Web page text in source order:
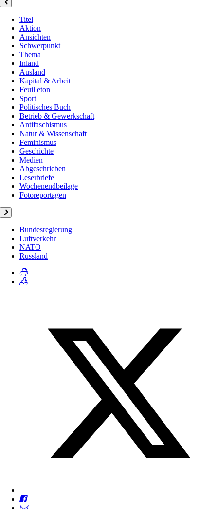
Titel
Aktion
Ansichten
Schwerpunkt
Thema
Inland
Ausland
Kapital & Arbeit
Feuilleton
Sport
Politisches Buch
Betrieb & Gewerkschaft
Antifaschismus
Natur & Wissenschaft
Feminismus
Geschichte
Medien
Abgeschrieben
Leserbriefe
Wochenendbeilage
Fotoreportagen
Bundesregierung
Luftverkehr
NATO
Russland